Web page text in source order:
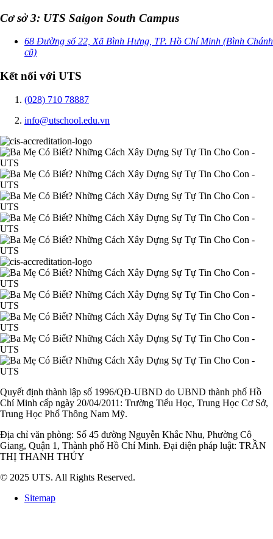
Cơ sở 3: UTS Saigon South Campus
68 Đường số 22, Xã Bình Hưng, TP. Hồ Chí Minh (Bình Chánh
cũ)
Kết nối với UTS
(028) 710 78887
info@utschool.edu.vn
Quyết định thành lập số 1996/QĐ-UBND do UBND thành phố Hồ
Chí Minh cấp ngày 20/04/2011: Trường Tiểu Học, Trung Học Cơ Sở,
Trung Học Phổ Thông Nam Mỹ.
Địa chỉ văn phòng: Số 45 đường Nguyễn Khắc Nhu, Phường Cô
Giang, Quận 1, Thành phố Hồ Chí Minh. Đại diện pháp luật: TRẦN
THỊ THANH THỦY
© 2025 UTS. All Rights Reserved.
Sitemap